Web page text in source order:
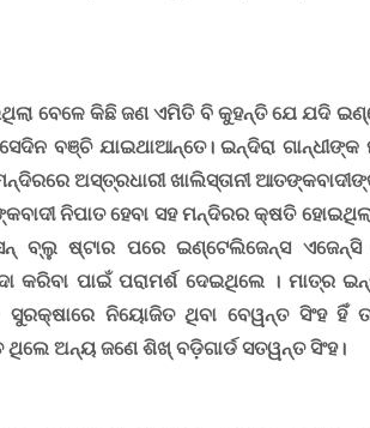
ବେଳେ କିଛି ଜଣ ଏମିତି ବି କୁହନ୍ତି ଯେ ଯଦି
ସେଦିନ ବଞ୍ଚି ଯାଇଥାଆନ୍ତେ। ଇନ୍ଦିରା
ଅସ୍ତ୍ରଧାରୀ ଖାଲିସ୍ତାନୀ
ନିପାତ ହେବା ସହ ମନ୍ଦିରର କ୍ଷତି
ବ୍ଲୁ ଷ୍ଟାର ପରେ ଇଣ୍ଟେଲିଜେନ୍ସ ଏଜେନ୍ସି
କରିବା ପାଇଁ ପରାମର୍ଶ ଦେଇଥିଲେ । ମାତ୍ର
ନିୟୋଜିତ ଥିବା ବେୱନ୍ତ ସିଂହ ହିଁ
ଅନ୍ୟ ଜଣେ ଶିଖ୍ ବଡ଼ିଗାର୍ଡ ସତୱନ୍ତ ସିଂହ।